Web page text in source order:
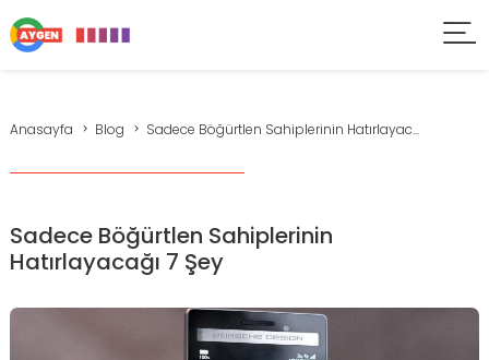
Anasayfa Blog Sadece Böğürtlen Sahiplerinin Hatırlayac...
Sadece Böğürtlen Sahiplerinin
Hatırlayacağı 7 Şey